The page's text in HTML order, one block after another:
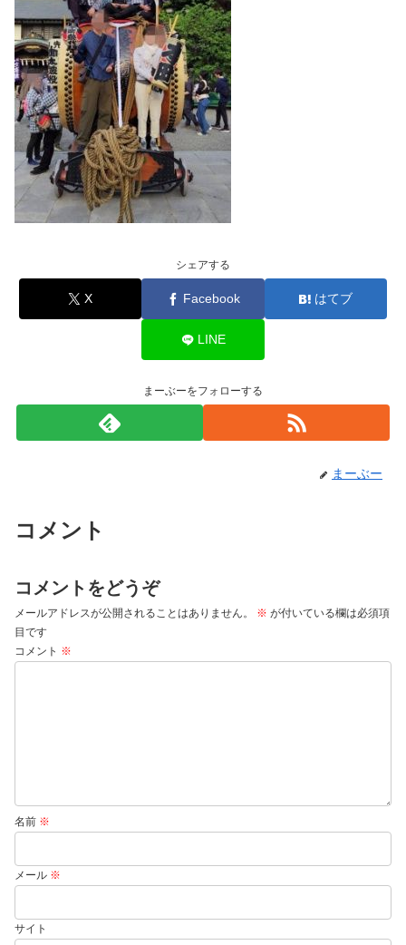
シェアする
X Facebook はてブ
LINE
まーぶーをフォローする
まーぶー
コメント
コメントをどうぞ
メールアドレスが公開されることはありません。 ※ が付いている欄は必須項
目です
コメント ※
名前 ※
メール ※
サイト